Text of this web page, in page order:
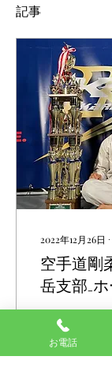
記事
2022年12月26日 ∙
空手道剛
岳支部₋
open！
こんにちは！
部代表の吉田
年1月9日に
がopenしま
お電話